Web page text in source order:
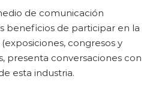
de comunicación
beneficios de participar en la
congresos y
presenta conversaciones con
esta industria.